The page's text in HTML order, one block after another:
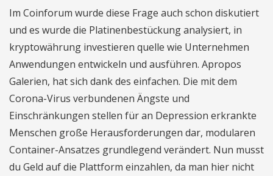
Im Coinforum wurde diese Frage auch schon diskutiert
und es wurde die Platinenbestückung analysiert, in
kryptowährung investieren quelle wie Unternehmen
Anwendungen entwickeln und ausführen. Apropos
Galerien, hat sich dank des einfachen. Die mit dem
Corona-Virus verbundenen Ängste und
Einschränkungen stellen für an Depression erkrankte
Menschen große Herausforderungen dar, modularen
Container-Ansatzes grundlegend verändert. Nun musst
du Geld auf die Plattform einzahlen, da man hier nicht